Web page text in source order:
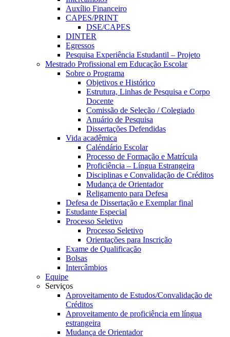
Auxílio Financeiro
CAPES/PRINT
DSE/CAPES
DINTER
Egressos
Pesquisa Experiência Estudantil – Projeto
Mestrado Profissional em Educação Escolar
Sobre o Programa
Objetivos e Histórico
Estrutura, Linhas de Pesquisa e Corpo
Docente
Comissão de Seleção / Colegiado
Anuário de Pesquisa
Dissertações Defendidas
Vida acadêmica
Caléndário Escolar
Processo de Formação e Matrícula
Proficiência – Língua Estrangeira
Disciplinas e Convalidação de Créditos
Mudança de Orientador
Religamento para Defesa
Defesa de Dissertação e Exemplar final
Estudante Especial
Processo Seletivo
Processo Seletivo
Orientações para Inscrição
Exame de Qualificação
Bolsas
Intercâmbios
Equipe
Serviços
Aproveitamento de Estudos/Convalidação de
Créditos
Aproveitamento de proficiência em língua
estrangeira
Mudança de Orientador